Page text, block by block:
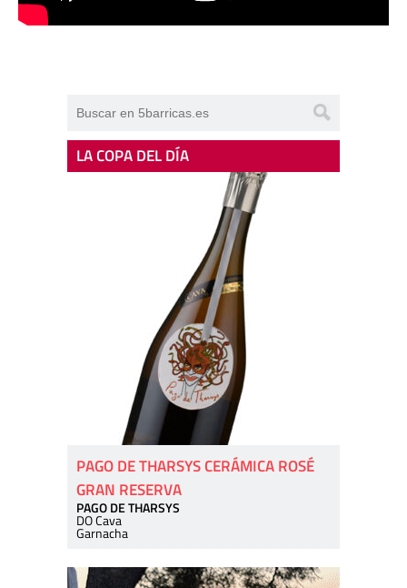
LA COPA DEL DÍA
PAGO DE THARSYS CERÁMICA ROSÉ
GRAN RESERVA
PAGO DE THARSYS
DO Cava
Garnacha